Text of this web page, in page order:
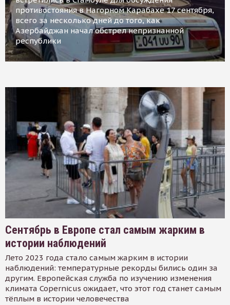
противостояния в Нагорном Карабахе 17 сентября,
всего за несколько дней до того, как
Азербайджан начал обстрел непризнанной
республики
Сентябрь в Европе стал самым жарким в
истории наблюдений
Лето 2023 года стало самым жарким в истории
наблюдений: температурные рекорды бились один за
другим. Европейская служба по изучению изменения
климата Copernicus ожидает, что этот год станет самым
тёплым в истории человечества